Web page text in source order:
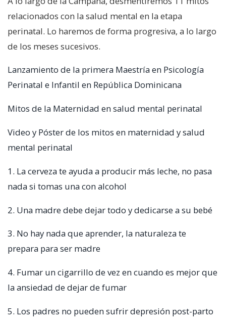
relacionados con la salud mental en la etapa
perinatal. Lo haremos de forma progresiva, a lo largo
de los meses sucesivos.
Lanzamiento de la primera Maestría en Psicología
Perinatal e Infantil en República Dominicana
Mitos de la Maternidad en salud mental perinatal
Video y Póster de los mitos en maternidad y salud
mental perinatal
1. La cerveza te ayuda a producir más leche, no pasa
nada si tomas una con alcohol
2. Una madre debe dejar todo y dedicarse a su bebé
3. No hay nada que aprender, la naturaleza te
prepara para ser madre
4. Fumar un cigarrillo de vez en cuando es mejor que
la ansiedad de dejar de fumar
5. Los padres no pueden sufrir depresión post-parto